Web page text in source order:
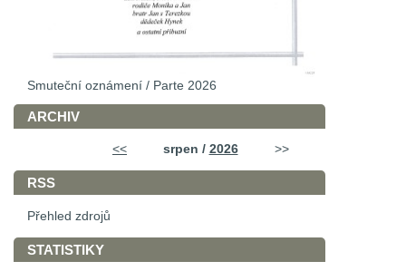
Smuteční oznámení / Parte 2026
ARCHIV
<< srpen / 2026 >>
RSS
Přehled zdrojů
STATISTIKY